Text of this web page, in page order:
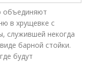
объединяют
в хрущевке с
служившей некогда
барной стойки.
будут